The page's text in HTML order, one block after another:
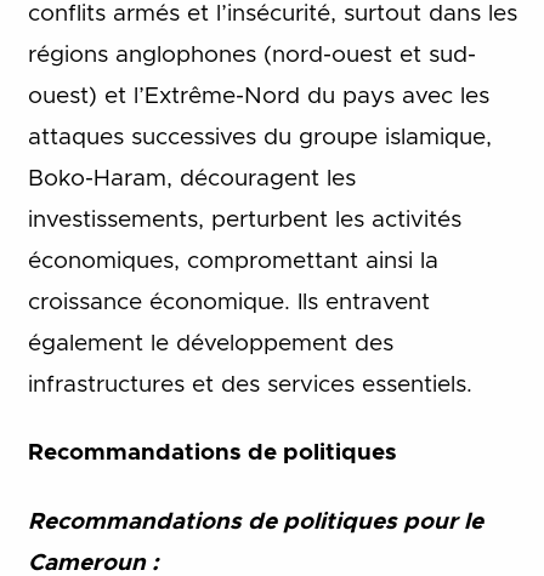
conflits armés et l’insécurité, surtout dans les
régions anglophones (nord-ouest et sud-
ouest) et l’Extrême-Nord du pays avec les
attaques successives du groupe islamique,
Boko-Haram, découragent les
investissements, perturbent les activités
économiques, compromettant ainsi la
croissance économique. Ils entravent
également le développement des
infrastructures et des services essentiels.
Recommandations de politiques
Recommandations de politiques pour le
Cameroun :